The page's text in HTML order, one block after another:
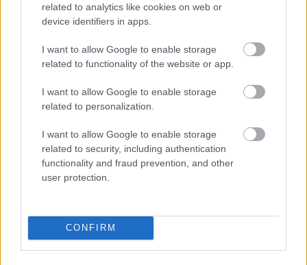
related to analytics like cookies on web or
device identifiers in apps.
I want to allow Google to enable storage
related to functionality of the website or app.
I want to allow Google to enable storage
related to personalization.
I want to allow Google to enable storage
related to security, including authentication
functionality and fraud prevention, and other
user protection.
CONFIRM
0 nap 7 óra 17 perc 12 másodperc
Leeds Unitedvs Manchester United2026-08-12 20:30
ELŐZŐ MÉRKŐZÉSEK
Támogatás
a ManUtdFanatics.hu működését!